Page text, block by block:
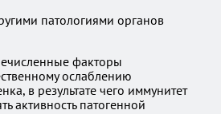
патологиями органов
факторы
ослаблению
в результате чего иммунитет
активность патогенной